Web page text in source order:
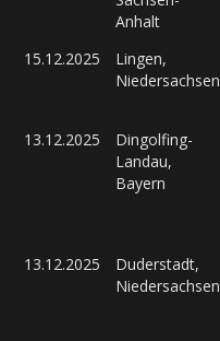
Anhalt
15.12.2025
Lingen,
Niedersachsen
13.12.2025
Dingolfing-
Landau,
Bayern
13.12.2025
Duderstadt,
Niedersachsen